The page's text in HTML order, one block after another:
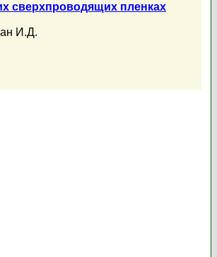
сверхпроводящих пленках
И.Д.